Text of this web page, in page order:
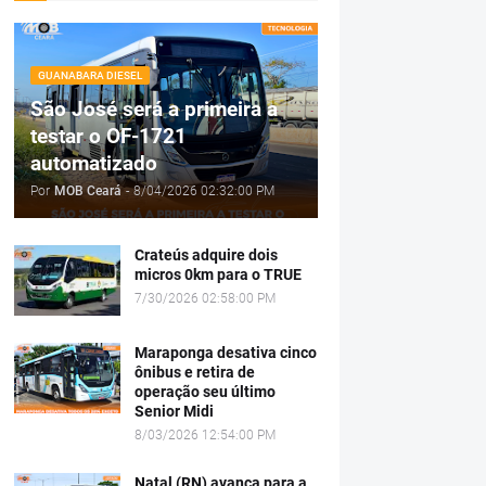
GUANABARA DIESEL
São José será a primeira a
testar o OF-1721
automatizado
Por MOB Ceará - 8/04/2026 02:32:00 PM
Crateús adquire dois
micros 0km para o TRUE
7/30/2026 02:58:00 PM
Maraponga desativa cinco
ônibus e retira de
operação seu último
Senior Midi
8/03/2026 12:54:00 PM